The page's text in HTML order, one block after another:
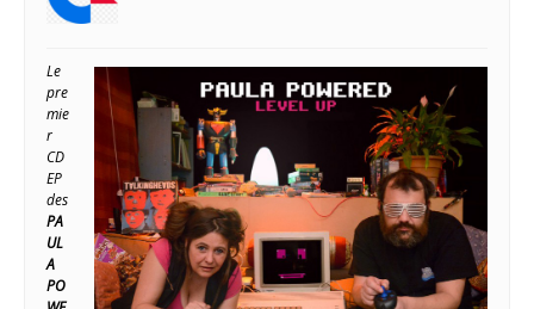
Le
pre
mie
r
CD
EP
des
PA
UL
A
PO